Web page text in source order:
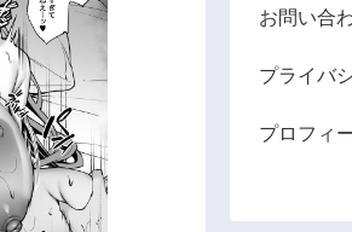
お問い合
プライバ
プロフィ